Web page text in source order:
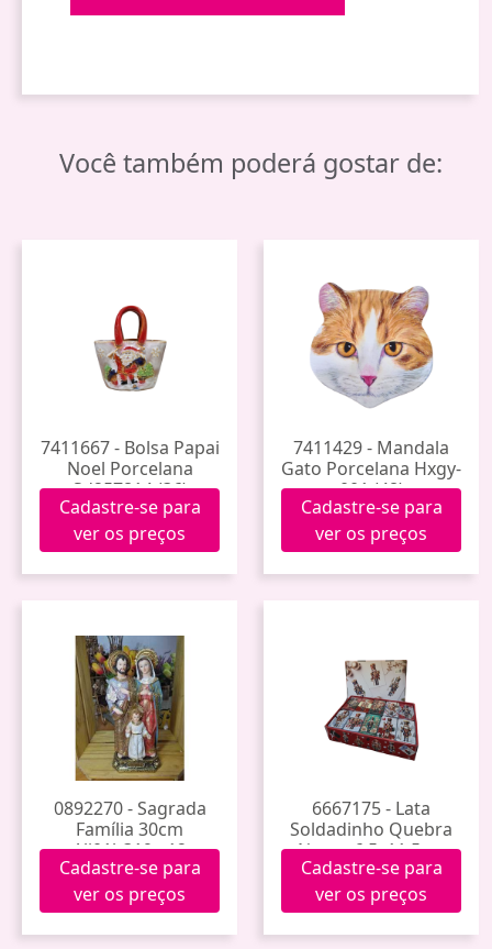
Você também poderá gostar de:
7411667 - Bolsa Papai
Noel Porcelana
Sd257814 (36)
Cadastre-se para
ver os preços
7411429 - Mandala
Gato Porcelana Hxgy-
001 (48)
Cadastre-se para
ver os preços
0892270 - Sagrada
Família 30cm
Alj01b319s-12
Cadastre-se para
ver os preços
6667175 - Lata
Soldadinho Quebra
Nozes 6,5x11,5cm
Mmtl-120
Cadastre-se para
ver os preços